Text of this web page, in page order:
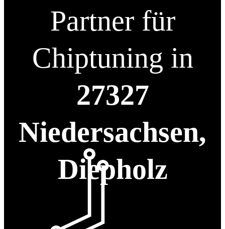
Partner für
Chiptuning in
27327
Niedersachsen,
Diepholz